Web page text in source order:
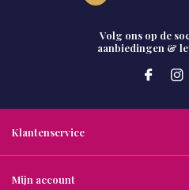
Volg ons op de
aanbiedingen &
Klantenservice
Mijn account